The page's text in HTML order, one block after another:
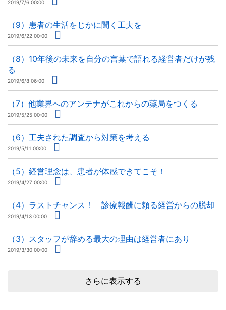
2019/7/6 00:00
（9）患者の生活をじかに聞く工夫を
2019/6/22 00:00
（8）10年後の未来を自分の言葉で語れる経営者だけが残
る
2019/6/8 06:00
（7）他業界へのアンテナがこれからの薬局をつくる
2019/5/25 00:00
（6）工夫された調査から対策を考える
2019/5/11 00:00
（5）経営理念は、患者が体感できてこそ！
2019/4/27 00:00
（4）ラストチャンス！ 診療報酬に頼る経営からの脱却
2019/4/13 00:00
（3）スタッフが辞める最大の理由は経営者にあり
2019/3/30 00:00
さらに表示する